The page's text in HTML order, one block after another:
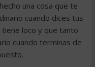
una cosa que te
cuando dices tus
loco y que tanto
cuando terminas de